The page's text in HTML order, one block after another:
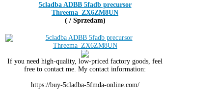
5cladba ADBB 5fadb precursor
Threema_ZX6ZM8UN
( / Sprzedam)
If you need high-quality, low-priced factory goods, feel
free to contact me. My contact information:
https://buy-5cladba-5fmda-online.com/